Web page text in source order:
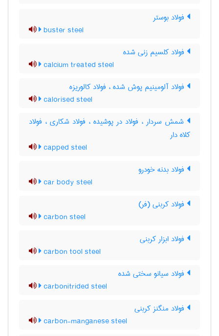
فولاد بوستر
buster steel
فولاد کلسیم زنی شده
calcium treated steel
فولاد آلومینیم پوش شده ، فولاد کالوریزه
calorised steel
شمش سردار ، فولاد در پوشیده ، فولاد شکاری ، فولاد
کلاه دار
capped steel
فولاد بدنه خودرو
car body steel
فولاد کربنی (فر)
carbon steel
فولاد ابزار کربنی
carbon tool steel
فولاد سیانو سختی شده
carbonitrided steel
فولاد منگنز کربنی
carbon-manganese steel